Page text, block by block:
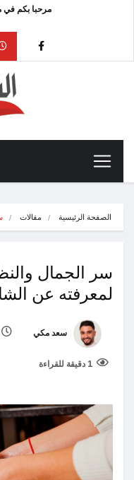
مرحبا بكم في
الصفحة الرئيسية مقالات
سر الجمال
لمعرفته عن
سعد مكي
1 دقيقة للقراءة